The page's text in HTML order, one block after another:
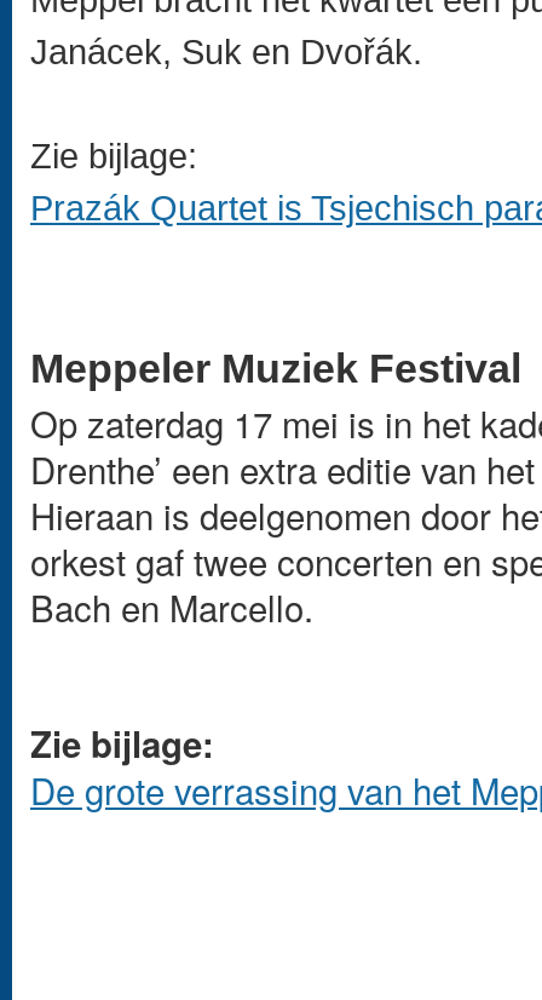
Janácek, Suk en Dvořák.
Zie bijlage:
Prazák Quartet is Tsjechisch
Meppeler Muziek Festival
Op zaterdag 17 mei is in het
Drenthe’ een extra editie van
Hieraan is deelgenomen door
orkest gaf twee concerten en
Bach en Marcello.
Zie bijlage:
De grote verrassing van het